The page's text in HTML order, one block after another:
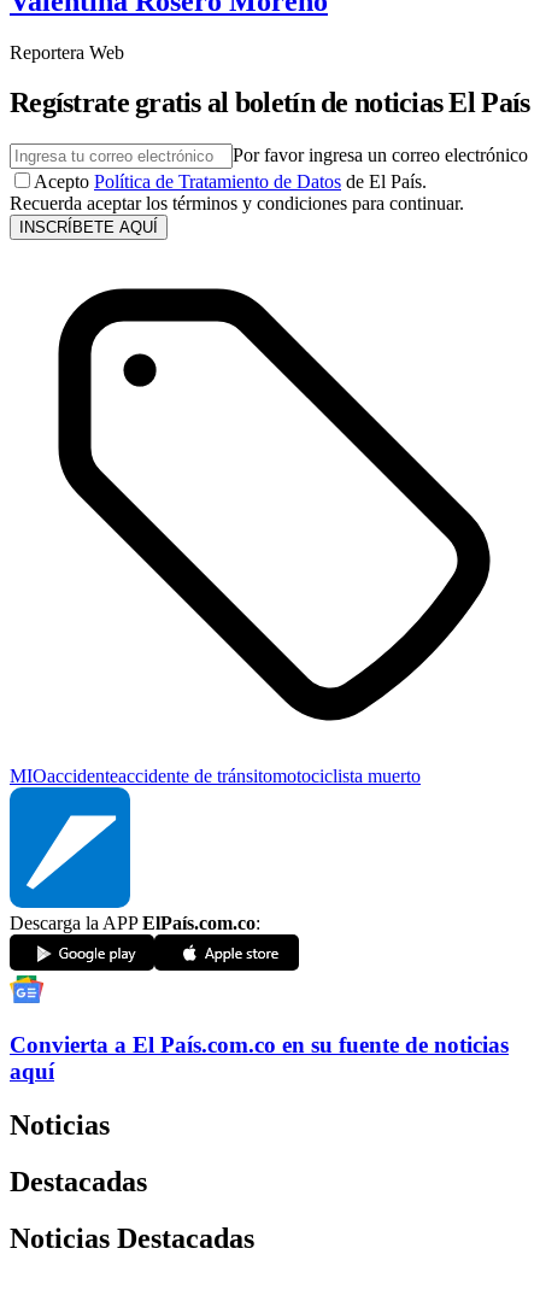
Reportera Web
Regístrate gratis al boletín de noticias El País
Por favor ingresa un correo electrónico
Acepto Política de Tratamiento de Datos de El País.
Recuerda aceptar los términos y condiciones para continuar.
INSCRÍBETE AQUÍ
MIOaccidenteaccidente de tránsitomotociclista muerto
Descarga la APPElPaís.com.co:
Convierta a El País.com.co en su fuente de noticias
aquí
Noticias
Destacadas
Noticias Destacadas